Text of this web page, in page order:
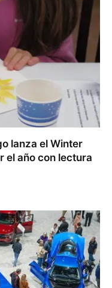
lanza el Winter
el año con lectura